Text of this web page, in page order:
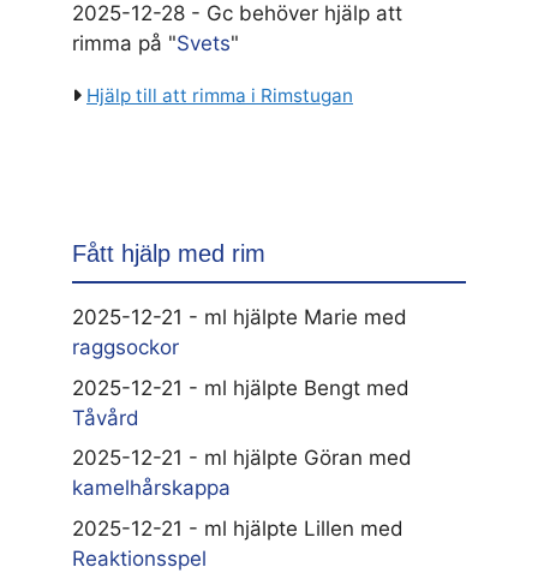
2025-12-28 - Gc behöver hjälp att
rimma på "Svets"
Hjälp till att rimma i Rimstugan
Fått hjälp med rim
2025-12-21 - ml hjälpte Marie med
raggsockor
2025-12-21 - ml hjälpte Bengt med
Tåvård
2025-12-21 - ml hjälpte Göran med
kamelhårskappa
2025-12-21 - ml hjälpte Lillen med
Reaktionsspel